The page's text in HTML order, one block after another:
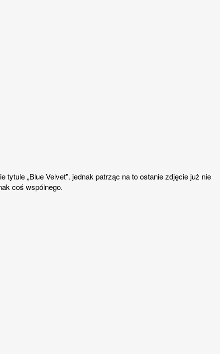
„Blue Velvet”. jednak patrząc na to ostanie zdjęcie już nie
coś wspólnego.